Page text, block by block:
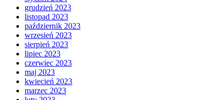
grudzień 2023
listopad 2023
październik 2023
wrzesień 2023
sierpień 2023
lipiec 2023
czerwiec 2023
maj 2023
kwiecień 2023
marzec 2023